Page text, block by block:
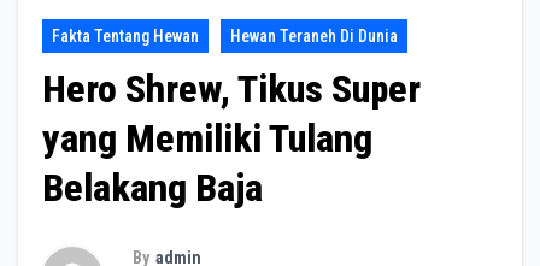
Fakta Tentang Hewan Hewan Teraneh Di Dunia
Hero Shrew, Tikus Super
yang Memiliki Tulang
Belakang Baja
By admin